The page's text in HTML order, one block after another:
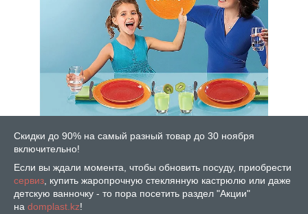
Скидки до 90% на самый разный товар до 30 ноября
включительно!
Если вы ждали момента, чтобы обновить посуду, приобрести
сервиз , купить жаропрочную стеклянную кастрюлю или даже
детскую ванночку - то пора посетить раздел "Акции"
на domplast.kz!